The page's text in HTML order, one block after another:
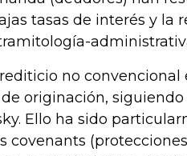
tasas de interés y la
no convencional
originación,
Ello ha sido
covenants